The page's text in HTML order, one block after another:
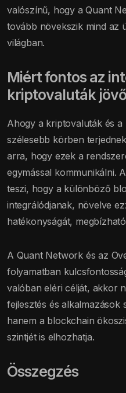
valószínű, hogy a Quant
tovább növekszik mind az
világban.
Miért fontos az
kriptovaluták
Ahogy a kriptovaluták és
szélesebb körben
arra, hogy ezek a
egymással kommunikálni.
teszi, hogy a különböző
integrálódjanak, növelve
hatékonyságát,
A Quant Network és az
folyamatban
valóban eléri célját, akkor
fejlesztés és alkalmazások
hanem a blockchain
szintjét is elhozhatja.
Összegzés